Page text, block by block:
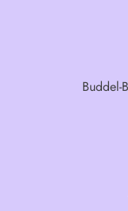
Buddel-